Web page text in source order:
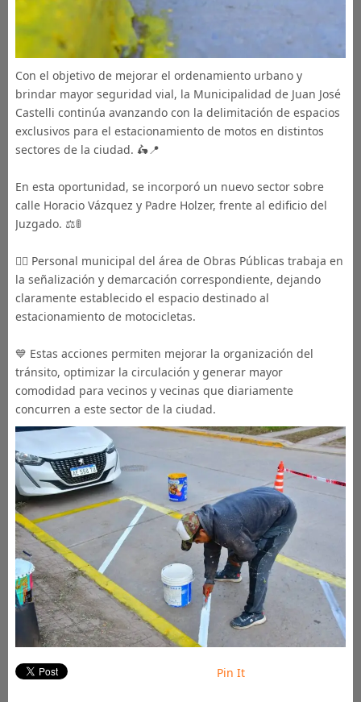
Con el objetivo de mejorar el ordenamiento urbano y
brindar mayor seguridad vial, la Municipalidad de Juan José
Castelli continúa avanzando con la delimitación de espacios
exclusivos para el estacionamiento de motos en distintos
sectores de la ciudad. 🛵📍
En esta oportunidad, se incorporó un nuevo sector sobre
calle Horacio Vázquez y Padre Holzer, frente al edificio del
Juzgado. ⚖️🚦
👷‍♂️ Personal municipal del área de Obras Públicas trabaja en
la señalización y demarcación correspondiente, dejando
claramente establecido el espacio destinado al
estacionamiento de motocicletas.
💙 Estas acciones permiten mejorar la organización del
tránsito, optimizar la circulación y generar mayor
comodidad para vecinos y vecinas que diariamente
concurren a este sector de la ciudad.
Pin It